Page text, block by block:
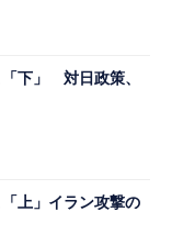
「下」 対日政策、
上」イラン攻撃の